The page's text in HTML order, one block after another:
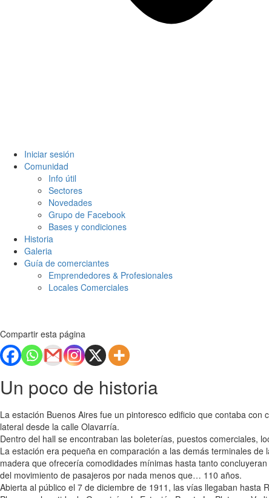
Iniciar sesión
Comunidad
Info útil
Sectores
Novedades
Grupo de Facebook
Bases y condiciones
Historia
Galeria
Guía de comerciantes
Emprendedores & Profesionales
Locales Comerciales
Compartir esta página
Un poco de historia
La estación Buenos Aires fue un pintoresco edificio que contaba
lateral desde la calle Olavarría.
Dentro del hall se encontraban las boleterías, puestos comerciales,
La estación era pequeña en comparación a las demás terminales
madera que ofrecería comodidades mínimas hasta tanto
del movimiento de pasajeros por nada menos que… 110 años.
Abierta al público el 7 de diciembre de 1911, las vías llegaban hasta